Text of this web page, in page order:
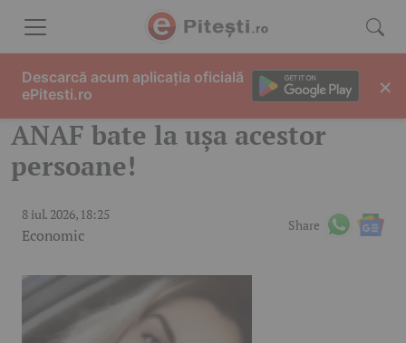
ANAF bate la ușa acestor
persoane!
8 iul. 2026, 18:25
Economic
Share
Descarcă acum aplicația oficială
ePitesti.ro
×